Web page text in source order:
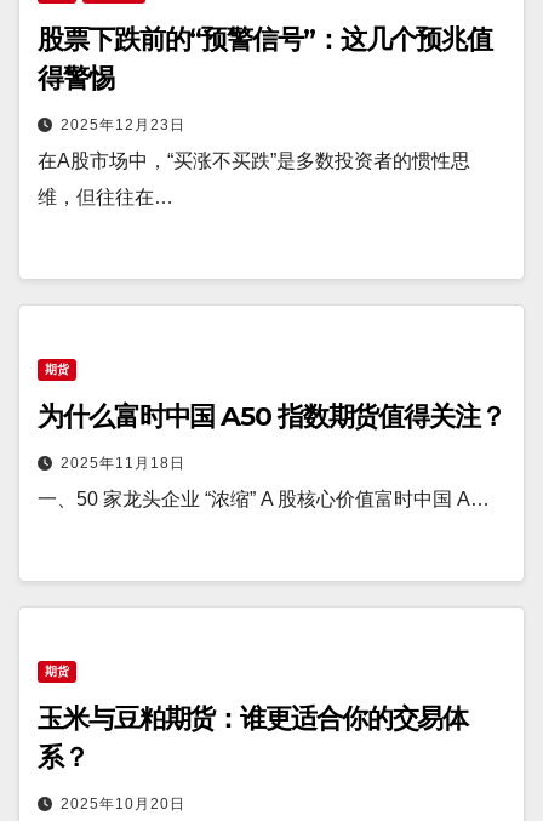
股票下跌前的“预警信号”：这几个预兆值
得警惕
2025年12月23日
在A股市场中，“买涨不买跌”是多数投资者的惯性思
维，但往往在…
期货
为什么富时中国 A50 指数期货值得关注？
2025年11月18日
一、50 家龙头企业 “浓缩” A 股核心价值​富时中国 A…
期货
玉米与豆粕期货：谁更适合你的交易体
系？
2025年10月20日